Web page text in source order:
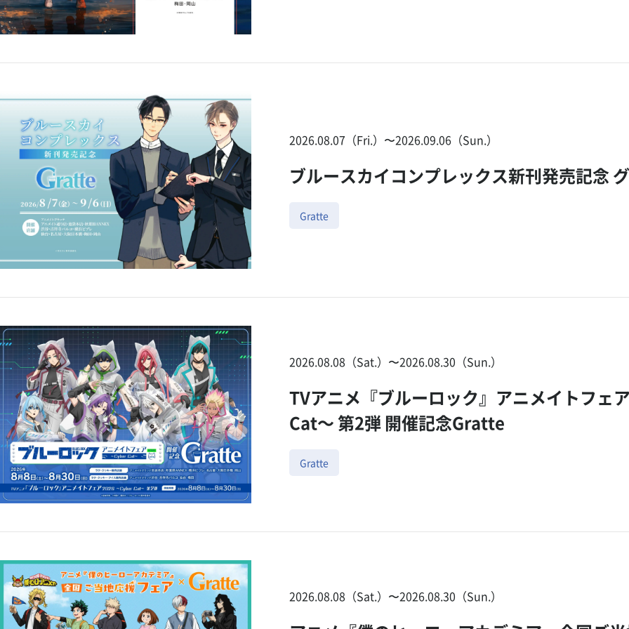
2026.08.07（Fri.）〜2026.09.06（Sun.）
ブルースカイコンプレックス新刊発売記念
Gratte
2026.08.08（Sat.）〜2026.08.30（Sun.）
TVアニメ『ブルーロック』アニメイトフェ
Cat～ 第2弾 開催記念Gratte
Gratte
2026.08.08（Sat.）〜2026.08.30（Sun.）